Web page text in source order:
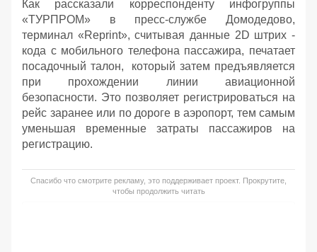
Как рассказали корреспонденту инфогруппы
«ТУРПРОМ» в пресс-службе Домодедово,
терминал «Reprint», считывая данные 2D штрих -
кода с мобильного телефона пассажира, печатает
посадочный талон, который затем предъявляется
при прохождении линии авиационной
безопасности. Это позволяет регистрироваться на
рейс заранее или по дороге в аэропорт, тем самым
уменьшая временные затраты пассажиров на
регистрацию.
Спасибо что смотрите рекламу, это поддерживает проект. Прокрутите,
чтобы продолжить читать